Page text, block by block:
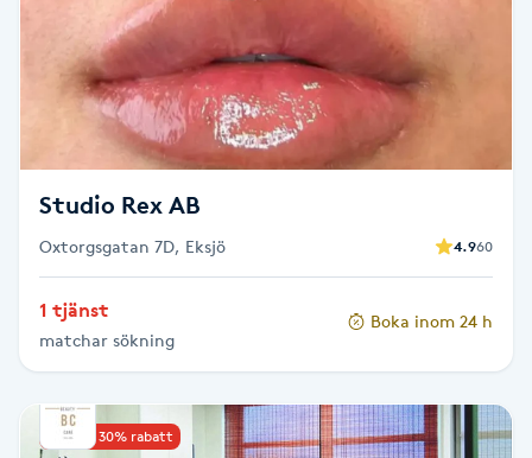
Kinesisk medicin
Kiropraktik
Klangmassage
Klippning
Klippning & Slingor
Klippning ungdom
Koppningsmassage
Studio Rex AB
Oxtorgsgatan 7D, Eksjö 4.960
1 tjänst
matchar sökning
Boka inom 24 h
Upp till 30% rabatt